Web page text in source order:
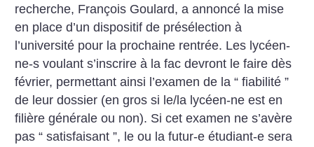
recherche, François Goulard, a annoncé la mise
en place d’un dispositif de présélection à
l’université pour la prochaine rentrée. Les lycéen-
ne-s voulant s’inscrire à la fac devront le faire dès
février, permettant ainsi l’examen de la “ fiabilité ”
de leur dossier (en gros si le/la lycéen-ne est en
filière générale ou non). Si cet examen ne s’avère
pas “ satisfaisant ”, le ou la futur-e étudiant-e sera